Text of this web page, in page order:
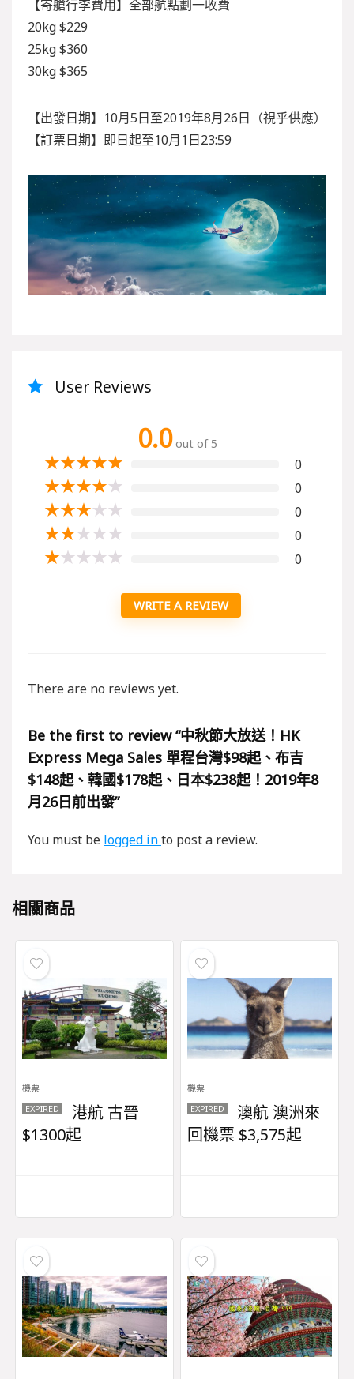
【寄艙行李費用】全部航點劃一收費
20kg $229
25kg $360
30kg $365
【出發日期】10月5日至2019年8月26日（視乎供應）
【訂票日期】即日起至10月1日23:59
User Reviews
0.0 out of 5
★★★★★ 0
★★★★★ 0
★★★★★ 0
★★★★★ 0
★★★★★ 0
WRITE A REVIEW
There are no reviews yet.
Be the first to review “中秋節大放送！HK
Express Mega Sales 單程台灣$98起、布吉
$148起、韓國$178起、日本$238起！2019年8
月26日前出發”
You must be logged into post a review.
相關商品
機票
EXPIRED
港航 古晉
$1300起
機票
EXPIRED
澳航 澳洲來
回機票 $3,575起